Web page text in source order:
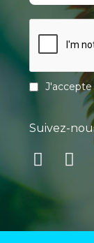
Suivez-